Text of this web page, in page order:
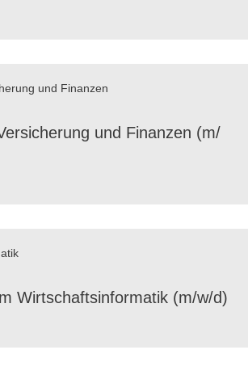
und Finan­zen (m/​
Wirt­schafts­in­for­ma­tik (m/​w/​d)